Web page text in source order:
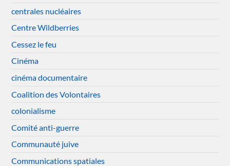
centrales nucléaires
Centre Wildberries
Cessez le feu
Cinéma
cinéma documentaire
Coalition des Volontaires
colonialisme
Comité anti-guerre
Communauté juive
Communications spatiales